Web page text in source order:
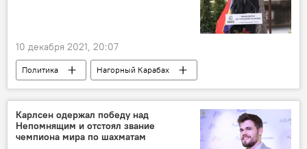
10 декабря 2021, 20:07
Политика
Нагорный Карабах
Армения
Общество
Франция
Новости Армения
война
армяне
Карлсен одержал победу над
Непомнящим и отстоял звание
чемпиона мира по шахматам